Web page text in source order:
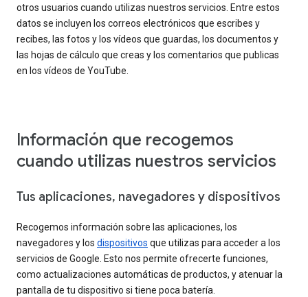
otros usuarios cuando utilizas nuestros servicios. Entre estos
datos se incluyen los correos electrónicos que escribes y
recibes, las fotos y los vídeos que guardas, los documentos y
las hojas de cálculo que creas y los comentarios que publicas
en los vídeos de YouTube.
Información que recogemos
cuando utilizas nuestros servicios
Tus aplicaciones, navegadores y dispositivos
Recogemos información sobre las aplicaciones, los
navegadores y los dispositivos que utilizas para acceder a los
servicios de Google. Esto nos permite ofrecerte funciones,
como actualizaciones automáticas de productos, y atenuar la
pantalla de tu dispositivo si tiene poca batería.